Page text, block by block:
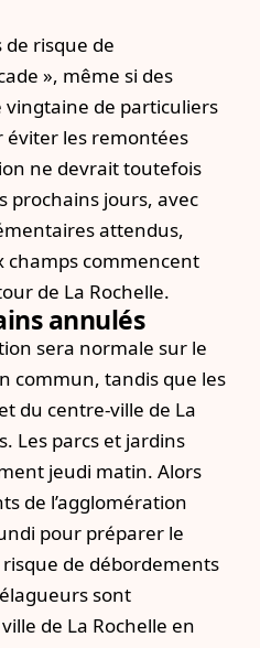
de risque de
», même si des
de particuliers
éviter les remontées
ne devrait toutefois
prochains jours, avec
attendus,
champs commencent
de La Rochelle.
annulés
sera normale sur le
commun, tandis que les
du centre-ville de La
Les parcs et jardins
jeudi matin. Alors
de l’agglomération
pour préparer le
de débordements
sont
de La Rochelle en